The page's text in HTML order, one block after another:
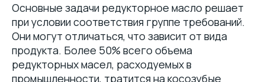
Основные задачи редукторное масло решает
при условии соответствия группе требований.
Они могут отличаться, что зависит от вида
продукта. Более 50% всего объема
редукторных масел, расходуемых в
промышленности, тратится на косозубые